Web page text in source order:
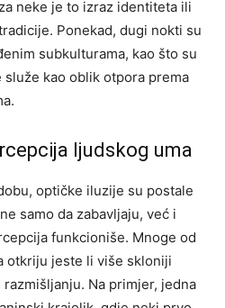
neke je to izraz identiteta ili
Ponekad, dugi nokti su
subkulturama, kao što su
kao oblik otpora prema
ljudskog uma
optičke iluzije su postale
samo da zabavljaju, već i
funkcioniše. Mnoge od
otkriju jeste li više skloniji
Na primjer, jedna